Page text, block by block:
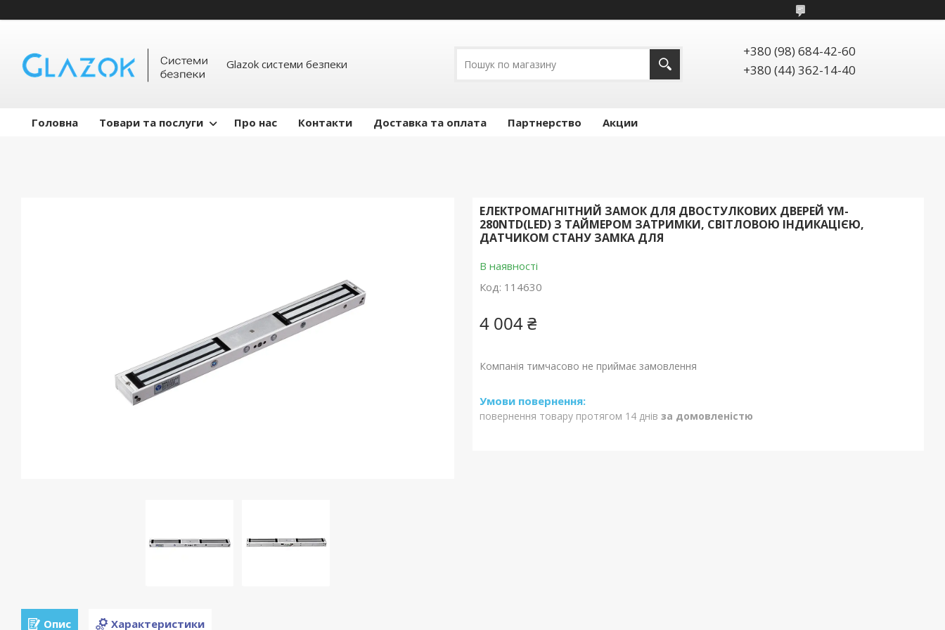
Glazok системи безпеки
+380 (98) 684-42-60
+380 (44) 362-14-40
Головна Товари та послуги Про нас Контакти Доставка та оплата Партнерство Акции
ЕЛЕКТРОМАГНІТНИЙ ЗАМОК ДЛЯ ДВОСТУЛКОВИХ ДВЕРЕЙ YM-
280NTD(LED) З ТАЙМЕРОМ ЗАТРИМКИ, СВІТЛОВОЮ ІНДИКАЦІЄЮ,
ДАТЧИКОМ СТАНУ ЗАМКА ДЛЯ
В наявності
Код: 114630
4 004 ₴
Компанія тимчасово не приймає замовлення
повернення товару протягом 14 днів за домовленістю
Опис Характеристики